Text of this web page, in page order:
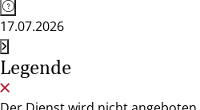
17.07.2026
Legende